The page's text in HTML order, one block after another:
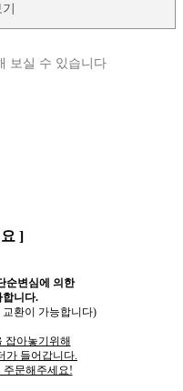
보실 수 있습니다
]
순변심에 의한
합니다.
환이 가능합니다)
잡아놓기위해
가 들어갑니다.
주문해주세요!